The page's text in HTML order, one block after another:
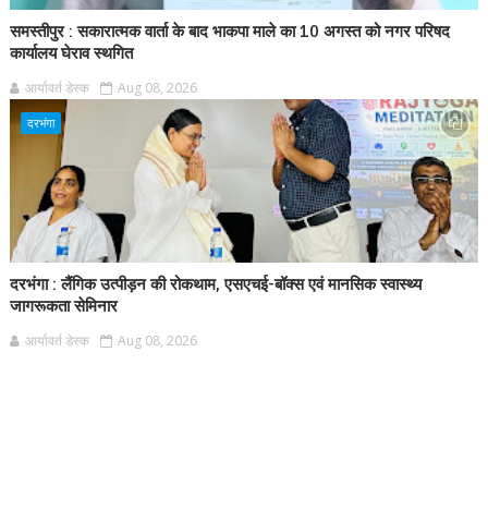
समस्तीपुर : सकारात्मक वार्ता के बाद भाकपा माले का 10 अगस्त को नगर परिषद
कार्यालय घेराव स्थगित
आर्यावर्त डेस्क Aug 08, 2026
दरभंगा
दरभंगा : लैंगिक उत्पीड़न की रोकथाम, एसएचई-बॉक्स एवं मानसिक स्वास्थ्य
जागरूकता सेमिनार
आर्यावर्त डेस्क Aug 08, 2026